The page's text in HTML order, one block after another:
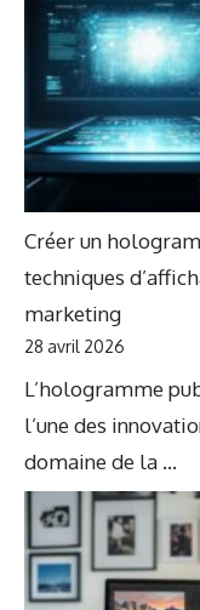
Créer un
techniques
marketing
28 avril 2026
L’hologramme
l’une des
domaine de la ...